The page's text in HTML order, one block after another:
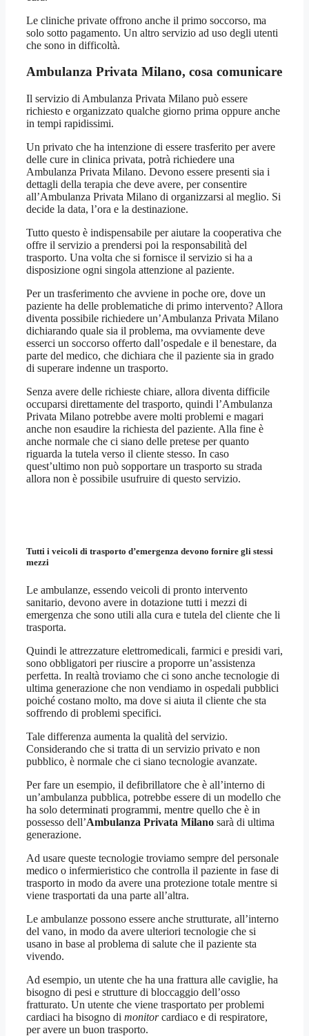
Le cliniche private offrono anche il primo soccorso, ma
solo sotto pagamento. Un altro servizio ad uso degli utenti
che sono in difficoltà.
Ambulanza Privata Milano, cosa comunicare
Il servizio di Ambulanza Privata Milano può essere
richiesto e organizzato qualche giorno prima oppure anche
in tempi rapidissimi.
Un privato che ha intenzione di essere trasferito per avere
delle cure in clinica privata, potrà richiedere una
Ambulanza Privata Milano. Devono essere presenti sia i
dettagli della terapia che deve avere, per consentire
all’Ambulanza Privata Milano di organizzarsi al meglio. Si
decide la data, l’ora e la destinazione.
Tutto questo è indispensabile per aiutare la cooperativa che
offre il servizio a prendersi poi la responsabilità del
trasporto. Una volta che si fornisce il servizio si ha a
disposizione ogni singola attenzione al paziente.
Per un trasferimento che avviene in poche ore, dove un
paziente ha delle problematiche di primo intervento? Allora
diventa possibile richiedere un’Ambulanza Privata Milano
dichiarando quale sia il problema, ma ovviamente deve
esserci un soccorso offerto dall’ospedale e il benestare, da
parte del medico, che dichiara che il paziente sia in grado
di superare indenne un trasporto.
Senza avere delle richieste chiare, allora diventa difficile
occuparsi direttamente del trasporto, quindi l’Ambulanza
Privata Milano potrebbe avere molti problemi e magari
anche non esaudire la richiesta del paziente. Alla fine è
anche normale che ci siano delle pretese per quanto
riguarda la tutela verso il cliente stesso. In caso
quest’ultimo non può sopportare un trasporto su strada
allora non è possibile usufruire di questo servizio.
Tutti i veicoli di trasporto d’emergenza devono fornire gli stessi
mezzi
Le ambulanze, essendo veicoli di pronto intervento
sanitario, devono avere in dotazione tutti i mezzi di
emergenza che sono utili alla cura e tutela del cliente che li
trasporta.
Quindi le attrezzature elettromedicali, farmici e presidi vari,
sono obbligatori per riuscire a proporre un’assistenza
perfetta. In realtà troviamo che ci sono anche tecnologie di
ultima generazione che non vendiamo in ospedali pubblici
poiché costano molto, ma dove si aiuta il cliente che sta
soffrendo di problemi specifici.
Tale differenza aumenta la qualità del servizio.
Considerando che si tratta di un servizio privato e non
pubblico, è normale che ci siano tecnologie avanzate.
Per fare un esempio, il defibrillatore che è all’interno di
un’ambulanza pubblica, potrebbe essere di un modello che
ha solo determinati programmi, mentre quello che è in
possesso dell’Ambulanza Privata Milano sarà di ultima
generazione.
Ad usare queste tecnologie troviamo sempre del personale
medico o infermieristico che controlla il paziente in fase di
trasporto in modo da avere una protezione totale mentre si
viene trasportati da una parte all’altra.
Le ambulanze possono essere anche strutturate, all’interno
del vano, in modo da avere ulteriori tecnologie che si
usano in base al problema di salute che il paziente sta
vivendo.
Ad esempio, un utente che ha una frattura alle caviglie, ha
bisogno di pesi e strutture di bloccaggio dell’osso
fratturato. Un utente che viene trasportato per problemi
cardiaci ha bisogno di monitorcardiaco e di respiratore,
per avere un buon trasporto.